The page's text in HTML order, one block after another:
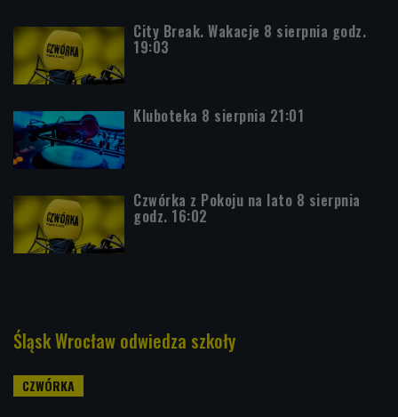
City Break. Wakacje 8 sierpnia godz.
19:03
Kluboteka 8 sierpnia 21:01
Czwórka z Pokoju na lato 8 sierpnia
godz. 16:02
Śląsk Wrocław odwiedza szkoły